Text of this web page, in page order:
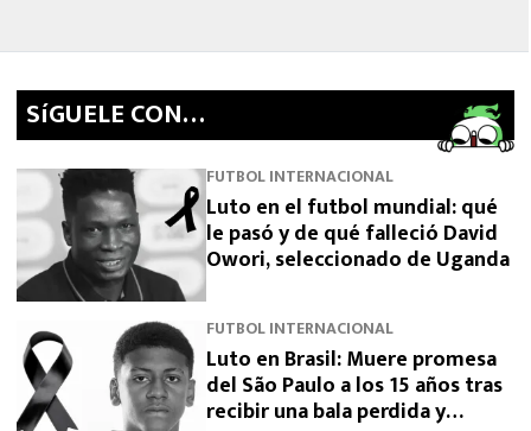
SíGUELE CON…
FUTBOL INTERNACIONAL
Luto en el futbol mundial: qué
le pasó y de qué falleció David
Owori, seleccionado de Uganda
FUTBOL INTERNACIONAL
Luto en Brasil: Muere promesa
del São Paulo a los 15 años tras
recibir una bala perdida y